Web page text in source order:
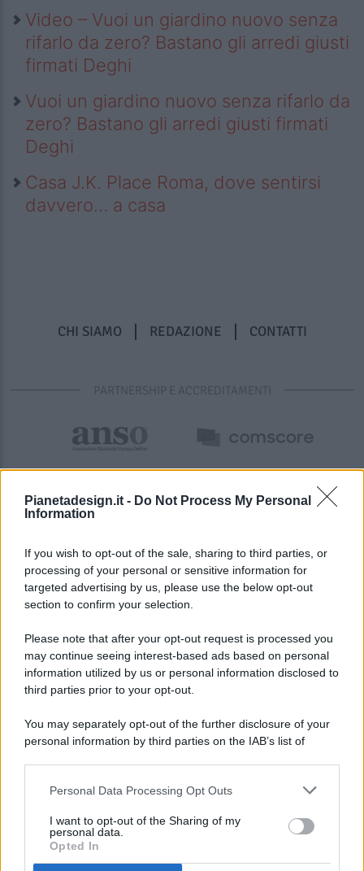
Pianetadesign.it - Do Not Process My Personal
Information
If you wish to opt-out of the sale, sharing to third parties, or
processing of your personal or sensitive information for
targeted advertising by us, please use the below opt-out
section to confirm your selection.
Please note that after your opt-out request is processed you
may continue seeing interest-based ads based on personal
information utilized by us or personal information disclosed to
third parties prior to your opt-out.
You may separately opt-out of the further disclosure of your
personal information by third parties on the IAB’s list of
This information may also be disclosed by us to third parties
disclose it to other third parties.
Personal Data Processing Opt Outs
I want to opt-out of the Sharing of my
personal data.
Opted In
Video – Vuoi un giardino nuovo senza
rifarlo da zero? Bastano gli arredi giusti
firmati Deghi
Vuoi un giardino nuovo senza rifarlo da
zero? Bastano gli arredi giusti firmati
Deghi
Casa J.K. Place Roma, dove sentirsi
davvero… a casa
CHI SIAMO REDAZIONE CONTATTI
PARTNERSHIP E ACCREDITAMENTI
© 2026 - Pianeta Design - P.IVA 04827280654 - Testata
Registrata Al Tribunale Di Nocera Inferiore N. 8/2020 - RG N.
ISCRIZIONE AL ROC N. 35792 – ISCRITTA ALL’ANSO
(ASSOCIAZIONE NAZIONALE STAMPA ONLINE)
PREFERENZE PRIVACY